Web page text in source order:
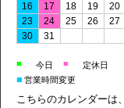
16
17 18 19 20
23
24 25 26 27
30
31
■ 今日 ■ 定休日
■ 営業時間変更
こちらのカレンダーは、